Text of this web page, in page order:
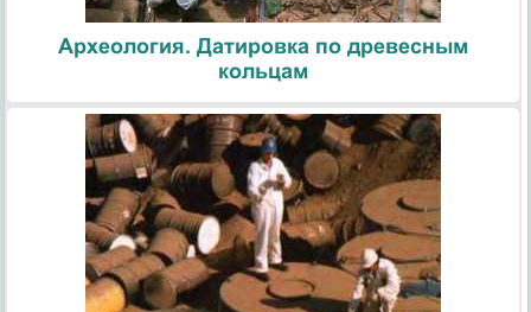
Археология. Датировка по древесным
кольцам